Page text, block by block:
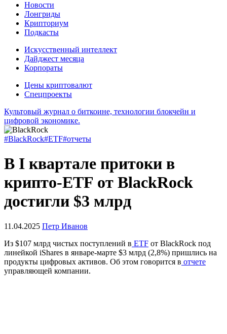
Новости
Лонгриды
Крипториум
Подкасты
Искусственный интеллект
Дайджест месяца
Корпораты
Цены криптовалют
Спецпроекты
Культовый журнал о биткоине, технологии блокчейн и
цифровой экономике.
#BlackRock#ETF#отчеты
В I квартале притоки в
крипто-ETF от BlackRock
достигли $3 млрд
11.04.2025 Петр Иванов
Из $107 млрд чистых поступлений в ETF от BlackRock под
линейкой iShares в январе-марте $3 млрд (2,8%) пришлись на
продукты цифровых активов. Об этом говорится в отчете
управляющей компании.